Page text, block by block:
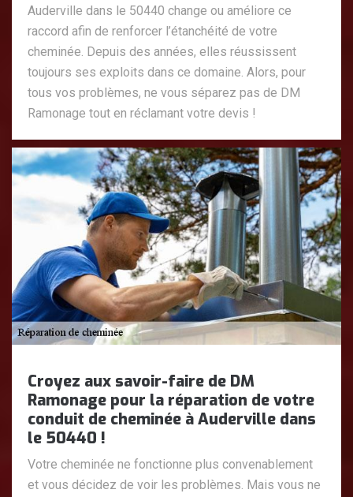
Auderville dans le 50440 change ou améliore ce
raccord afin de renforcer l’étanchéité de votre
cheminée. Depuis des années, elles réussissent
toujours ses exploits dans ce domaine. Alors, pour
tous vos problèmes, ne vous séparez pas de DM
Ramonage tout en réclamant votre devis !
Croyez aux savoir-faire de DM
Ramonage pour la réparation de votre
conduit de cheminée à Auderville dans
le 50440 !
Votre cheminée ne fonctionne plus convenablement
et vous décidez de voir les problèmes. Mais vous ne